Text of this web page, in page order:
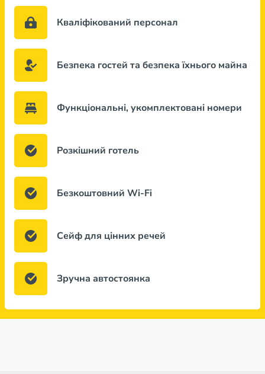
Кваліфікований персонал
Безпека гостей та безпека їхнього майна
Функціональні, укомплектовані номери
Розкішний готель
Безкоштовний Wi-Fi
Сейф для цінних речей
Зручна автостоянка